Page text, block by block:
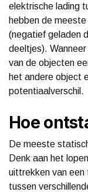
elektrische lading
hebben de
(negatief geladen
deeltjes).
van de objecten
het andere object
potentiaalverschil.
Hoe
De meeste
Denk aan het
uittrekken van
tussen